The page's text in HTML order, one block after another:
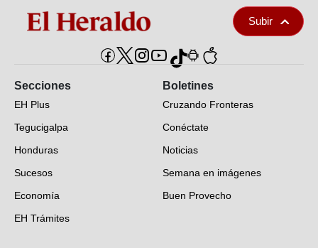
Subir
Secciones
EH Plus
Tegucigalpa
Honduras
Sucesos
Economía
EH Trámites
Boletines
Cruzando Fronteras
Conéctate
Noticias
Semana en imágenes
Buen Provecho